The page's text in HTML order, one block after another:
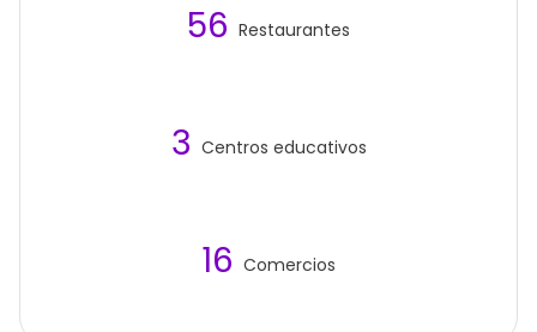
56 Restaurantes
3 Centros educativos
16 Comercios